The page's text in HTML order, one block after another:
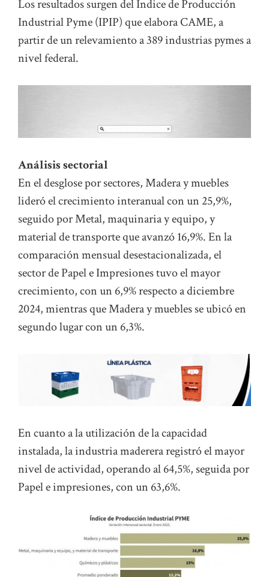
Los resultados surgen del Índice de Producción
Industrial Pyme (IPIP) que elabora CAME, a
partir de un relevamiento a 389 industrias pymes a
nivel federal.
Análisis sectorial
En el desglose por sectores, Madera y muebles
lideró el crecimiento interanual con un 25,9%,
seguido por Metal, maquinaria y equipo, y
material de transporte que avanzó 16,9%. En la
comparación mensual desestacionalizada, el
sector de Papel e Impresiones tuvo el mayor
crecimiento, con un 6,9% respecto a diciembre
2024, mientras que Madera y muebles se ubicó en
segundo lugar con un 6,3%.
En cuanto a la utilización de la capacidad
instalada, la industria maderera registró el mayor
nivel de actividad, operando al 64,5%, seguida por
Papel e impresiones, con un 63,6%.